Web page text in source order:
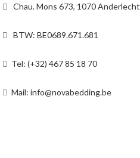
Chau. Mons 673, 1070 Anderlecht
BTW: BE0689.671.681
Tel: (+32) 467 85 18 70
Mail: info@novabedding.be